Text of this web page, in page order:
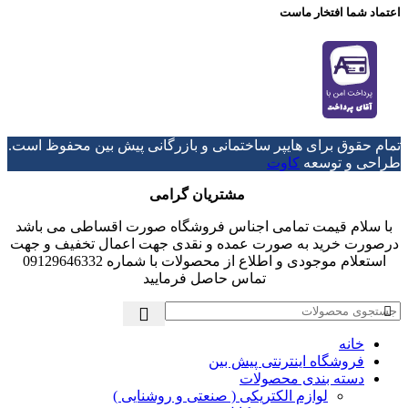
اعتماد شما افتخار ماست
تمام حقوق برای هایپر ساختمانی و بازرگانی پیش بین محفوظ است.
طراحی و توسعه کاوت
مشتریان گرامی
با سلام قیمت تمامی اجناس فروشگاه صورت اقساطی می باشد
درصورت خرید به صورت عمده و نقدی جهت اعمال تخفیف و جهت
استعلام موجودی و اطلاع از محصولات با شماره 09129646332
تماس حاصل فرمایید
خانه
فروشگاه اینترنتی پیش بین
دسته بندی محصولات
لوازم الکتریکی ( صنعتی و روشنایی )